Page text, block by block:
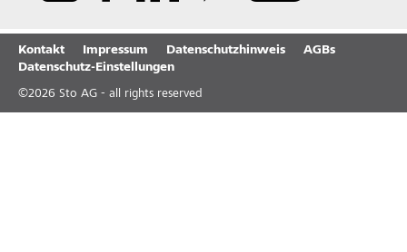
Kontakt Impressum Datenschutzhinweis
AGBs
Datenschutz-Einstellungen
©2026 Sto AG - all rights reserved